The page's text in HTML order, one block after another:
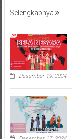
Selengkapnya
Desember 19, 2024